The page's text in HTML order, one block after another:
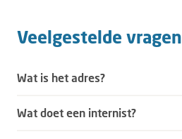
Veelgestelde vragen
Wat is het adres?
Wat doet een internist?